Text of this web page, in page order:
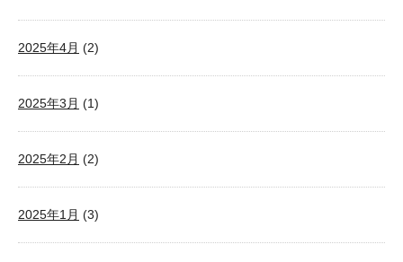
2025年4月 (2)
2025年3月 (1)
2025年2月 (2)
2025年1月 (3)